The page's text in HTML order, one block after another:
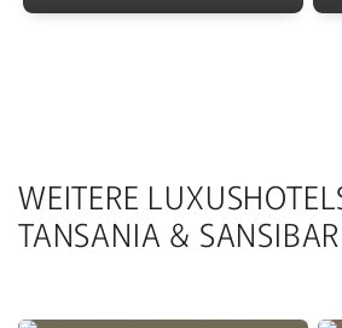
WEITERE
TANSANIA & SANSIBAR